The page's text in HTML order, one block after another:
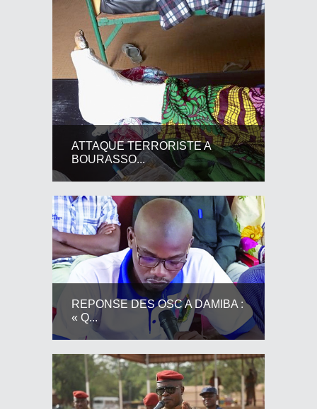
ATTAQUE TERRORISTE A
BOURASSO...
REPONSE DES OSC A DAMIBA :
« Q...